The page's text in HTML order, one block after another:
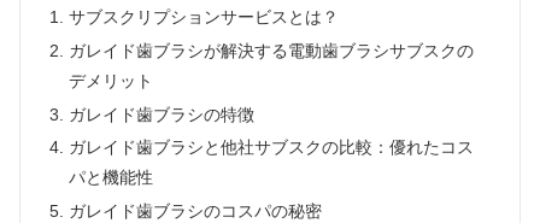
サブスクリプションサービスとは？
ガレイド歯ブラシが解決する電動歯ブラシサブスクの
デメリット
ガレイド歯ブラシの特徴
ガレイド歯ブラシと他社サブスクの比較：優れたコス
パと機能性
ガレイド歯ブラシのコスパの秘密